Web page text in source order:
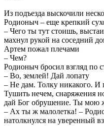
Из подъезда выскочили
Родионыч – еще крепкий
– Чего ты тут стоишь,
махнул рукой на соседний
Артем пожал плечами
– Чем?
Родионыч бросил взгляд по
– Во, землей! Дай лопату
– Не дам. Толку никакого. И
Тушить нечем, снаряжения
дай Бог обрушение. Ты мою
– Ах ты ж малолетка! –
натолкнулся на уверенный